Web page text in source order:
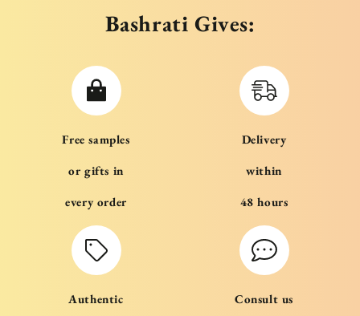
Bashrati Gives:
Free samples
or gifts in
every order
Delivery
within
48 hours
Authentic Consult us